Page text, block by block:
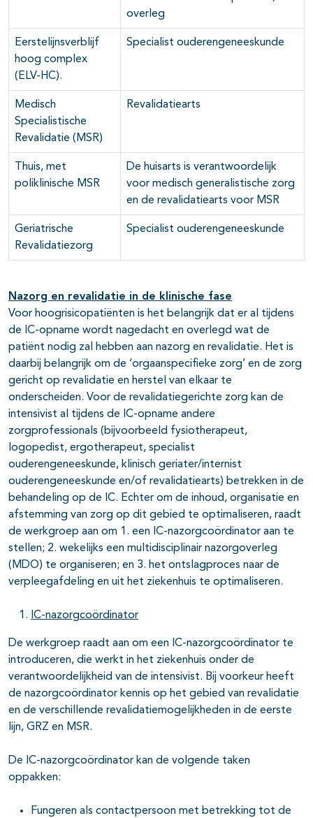
overleg
Eerstelijnsverblijf
hoog complex
(ELV-HC).
Specialist ouderengeneeskunde
Medisch
Specialistische
Revalidatie (MSR)
Revalidatiearts
Thuis, met
poliklinische MSR
De huisarts is verantwoordelijk
voor medisch generalistische zorg
en de revalidatiearts voor MSR
Geriatrische
Revalidatiezorg
Specialist ouderengeneeskunde
Nazorg en revalidatie in de klinische fase
Voor hoogrisicopatiënten is het belangrijk dat er al tijdens
de IC-opname wordt nagedacht en overlegd wat de
patiënt nodig zal hebben aan nazorg en revalidatie. Het is
daarbij belangrijk om de ‘orgaanspecifieke zorg’ en de zorg
gericht op revalidatie en herstel van elkaar te
onderscheiden. Voor de revalidatiegerichte zorg kan de
intensivist al tijdens de IC-opname andere
zorgprofessionals (bijvoorbeeld fysiotherapeut,
logopedist, ergotherapeut, specialist
ouderengeneeskunde, klinisch geriater/internist
ouderengeneeskunde en/of revalidatiearts) betrekken in de
behandeling op de IC. Echter om de inhoud, organisatie en
afstemming van zorg op dit gebied te optimaliseren, raadt
de werkgroep aan om 1. een IC-nazorgcoördinator aan te
stellen; 2. wekelijks een multidisciplinair nazorgoverleg
(MDO) te organiseren; en 3. het ontslagproces naar de
verpleegafdeling en uit het ziekenhuis te optimaliseren.
IC-nazorgcoördinator
De werkgroep raadt aan om een IC-nazorgcoördinator te
introduceren, die werkt in het ziekenhuis onder de
verantwoordelijkheid van de intensivist. Bij voorkeur heeft
de nazorgcoördinator kennis op het gebied van revalidatie
en de verschillende revalidatiemogelijkheden in de eerste
lijn, GRZ en MSR.
De IC-nazorgcoördinator kan de volgende taken
oppakken:
Fungeren als contactpersoon met betrekking tot de